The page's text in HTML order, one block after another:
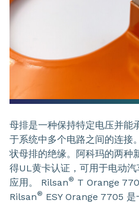
母排是一种保持特定电压并能
于系统中多个电路之间的连接
状母排的绝缘。阿科玛的两种
得UL黄卡认证，可用于电动
应用。 Rilsan® T Orange
Rilsan® ESY Orange 7705